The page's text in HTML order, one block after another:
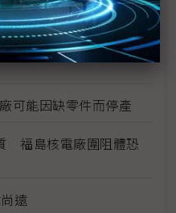
將是長期且災難性的
墟量相當於23年的廢棄
可能因缺零件而停產
福島核電廠圍阻體恐
遠